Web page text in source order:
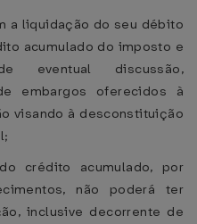
a liquidação do seu débito
acumulado do imposto e
eventual discussão,
embargos oferecidos à
visando à desconstituição
crédito acumulado, por
não poderá ter
inclusive decorrente de